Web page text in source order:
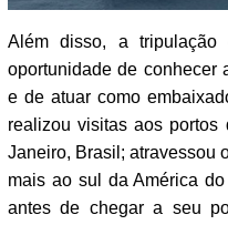
Além disso, a
oportunidade de conhecer
e de atuar como
realizou visitas aos
Janeiro, Brasil; atravessou
mais ao sul da América
antes de chegar a seu